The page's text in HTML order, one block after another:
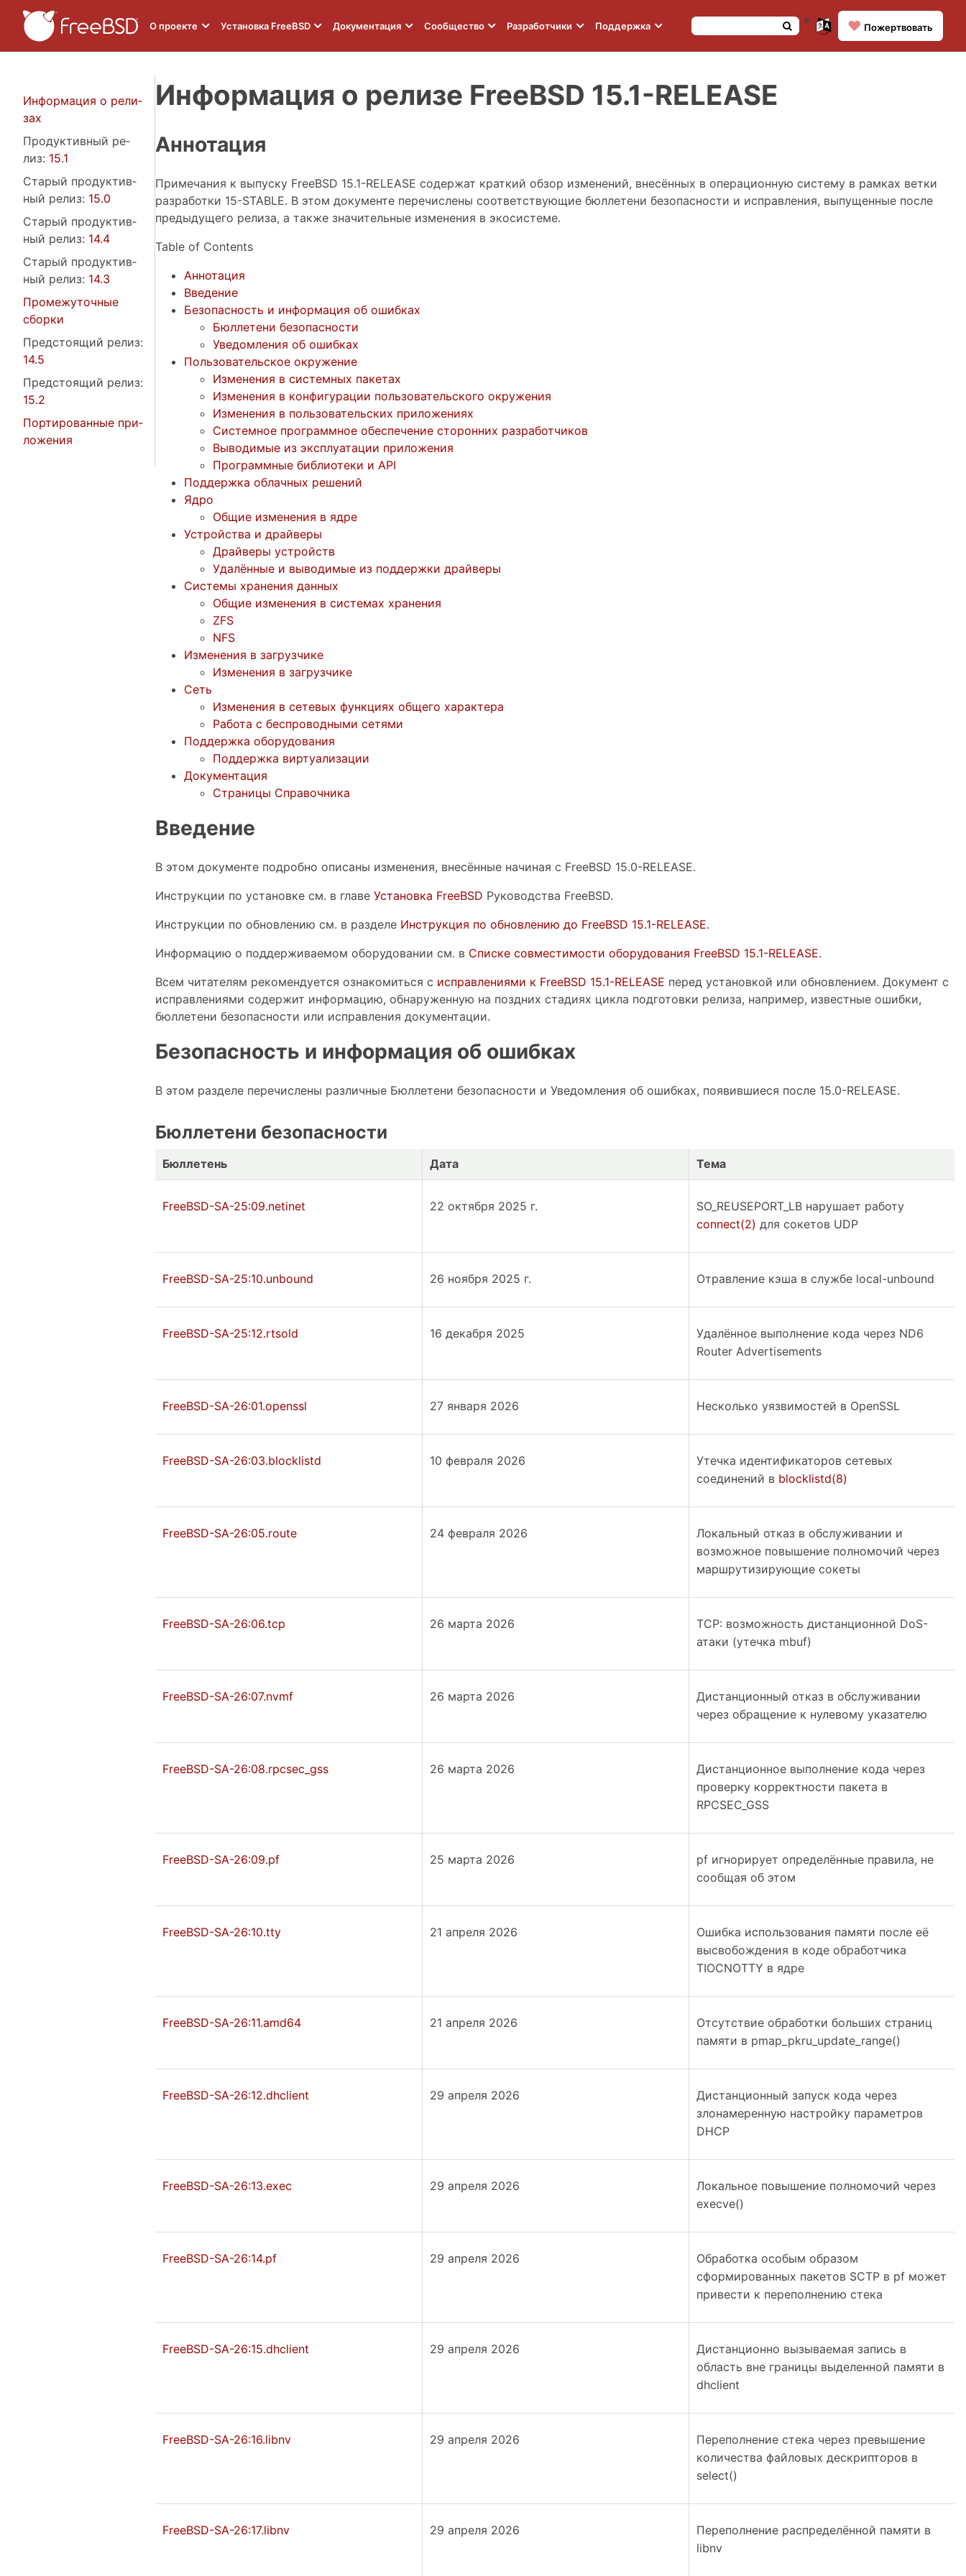
О проекте Установка FreeBSD Документация Сообщество Разработчики Поддержка ❤️ По­жерт­во­вать
Ин­фор­ма­ция о ре­ли­
зах
Про­дук­тив­ный ре­
лиз: 15.1
Ста­рый про­дук­тив­
ный ре­лиз: 15.0
Ста­рый про­дук­тив­
ный ре­лиз: 14.4
Ста­рый про­дук­тив­
ный ре­лиз: 14.3
Про­ме­жу­точ­ные
сбор­ки
Пред­сто­я­щий ре­лиз:
14.5
Пред­сто­я­щий ре­лиз:
15.2
Пор­ти­ро­ван­ные при­
ло­же­ния
Информация о релизе FreeBSD 15.1-RELEASE
Аннотация
Примечания к выпуску FreeBSD 15.1-RELEASE содержат краткий обзор изменений, внесённых в операционную систему в рамках ветки
разработки 15-STABLE. В этом документе перечислены соответствующие бюллетени безопасности и исправления, выпущенные после
предыдущего релиза, а также значительные изменения в экосистеме.
Table of Contents
Аннотация
Введение
Безопасность и информация об ошибках
Бюллетени безопасности
Уведомления об ошибках
Пользовательское окружение
Изменения в системных пакетах
Изменения в конфигурации пользовательского окружения
Изменения в пользовательских приложениях
Системное программное обеспечение сторонних разработчиков
Выводимые из эксплуатации приложения
Программные библиотеки и API
Поддержка облачных решений
Ядро
Общие изменения в ядре
Устройства и драйверы
Драйверы устройств
Удалённые и выводимые из поддержки драйверы
Системы хранения данных
Общие изменения в системах хранения
ZFS
NFS
Изменения в загрузчике
Изменения в загрузчике
Сеть
Изменения в сетевых функциях общего характера
Работа с беспроводными сетями
Поддержка оборудования
Поддержка виртуализации
Документация
Страницы Справочника
Введение
В этом документе подробно описаны изменения, внесённые начиная с FreeBSD 15.0-RELEASE.
Инструкции по установке см. в главе Установка FreeBSD Руководства FreeBSD.
Инструкции по обновлению см. в разделе Инструкция по обновлению до FreeBSD 15.1-RELEASE.
Информацию о поддерживаемом оборудовании см. в Списке совместимости оборудования FreeBSD 15.1-RELEASE.
Всем читателям рекомендуется ознакомиться с исправлениями к FreeBSD 15.1-RELEASE перед установкой или обновлением. Документ с
исправлениями содержит информацию, обнаруженную на поздних стадиях цикла подготовки релиза, например, известные ошибки,
бюллетени безопасности или исправления документации.
Безопасность и информация об ошибках
В этом разделе перечислены различные Бюллетени безопасности и Уведомления об ошибках, появившиеся после 15.0-RELEASE.
Бюллетени безопасности
Бюллетень Дата Тема
FreeBSD-SA-25:09.netinet 22 октября 2025 г.
SO_REUSEPORT_LB нарушает работу
connect(2) для сокетов UDP
FreeBSD-SA-25:10.unbound 26 ноября 2025 г. Отравление кэша в службе local-unbound
FreeBSD-SA-25:12.rtsold 16 декабря 2025
Удалённое выполнение кода через ND6
Router Advertisements
FreeBSD-SA-26:01.openssl 27 января 2026 Несколько уязвимостей в OpenSSL
FreeBSD-SA-26:03.blocklistd 10 февраля 2026
Утечка идентификаторов сетевых
соединений в blocklistd(8)
FreeBSD-SA-26:05.route 24 февраля 2026
Локальный отказ в обслуживании и
возможное повышение полномочий через
маршрутизирующие сокеты
FreeBSD-SA-26:06.tcp 26 марта 2026
TCP: возможность дистанционной DoS-
атаки (утечка mbuf)
FreeBSD-SA-26:07.nvmf 26 марта 2026
Дистанционный отказ в обслуживании
через обращение к нулевому указателю
FreeBSD-SA-26:08.rpcsec_gss 26 марта 2026
Дистанционное выполнение кода через
проверку корректности пакета в
RPCSEC_GSS
FreeBSD-SA-26:09.pf 25 марта 2026
pf игнорирует определённые правила, не
сообщая об этом
FreeBSD-SA-26:10.tty 21 апреля 2026
Ошибка использования памяти после её
высвобождения в коде обработчика
TIOCNOTTY в ядре
FreeBSD-SA-26:11.amd64 21 апреля 2026
Отсутствие обработки больших страниц
памяти в pmap_pkru_update_range()
FreeBSD-SA-26:12.dhclient 29 апреля 2026
Дистанционный запуск кода через
злонамеренную настройку параметров
DHCP
FreeBSD-SA-26:13.exec 29 апреля 2026
Локальное повышение полномочий через
execve()
FreeBSD-SA-26:14.pf 29 апреля 2026
Обработка особым образом
сформированных пакетов SCTP в pf может
привести к переполнению стека
FreeBSD-SA-26:15.dhclient 29 апреля 2026
Дистанционно вызываемая запись в
область вне границы выделенной памяти в
dhclient
FreeBSD-SA-26:16.libnv 29 апреля 2026
Переполнение стека через превышение
количества файловых дескрипторов в
select()
FreeBSD-SA-26:17.libnv 29 апреля 2026
Переполнение распределённой памяти в
libnv